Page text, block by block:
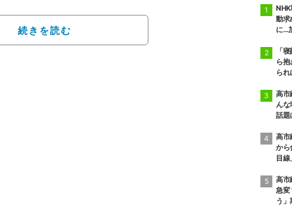
ングで出すとは、誰も
続きを読む
動求
に…
織
「
ら
ら
ェク
いく
高市
んな
話題
も…
高市
から
目線
副編
慮す
高市
急変
う